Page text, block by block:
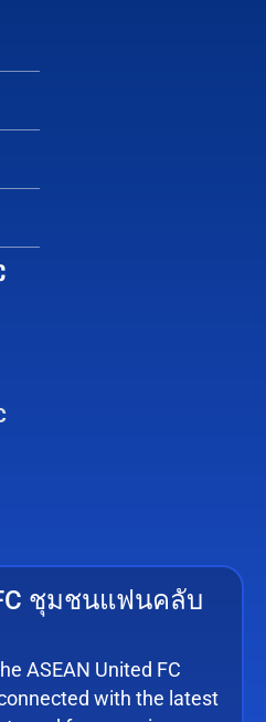
ชุมชนแฟนคลับ
ASEAN United FC
with the latest